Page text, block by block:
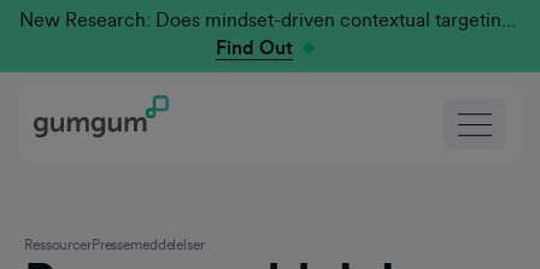
New Research: Does mindset-driven contextual targeting outperform traditional?
Find Out
RessourcerPressemeddelelser